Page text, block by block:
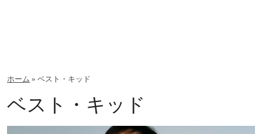
ホーム » ベスト・キッド
ベスト・キッド